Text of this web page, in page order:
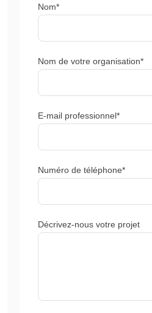
Nom*
Nom de votre organisation*
E-mail professionnel*
Numéro de téléphone*
Décrivez-nous votre projet